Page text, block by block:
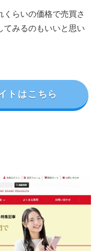
くらいの価格で売買さ
てみるのもいいと思い
トはこちら